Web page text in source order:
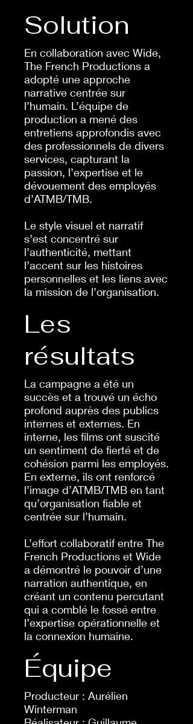
Solution
En collaboration avec Wide,
The French Productions a
adopté une approche
narrative centrée sur
l’humain. L’équipe de
production a mené des
entretiens approfondis avec
des professionnels de divers
services, capturant la
passion, l’expertise et le
dévouement des employés
d’ATMB/TMB.
Le style visuel et narratif
s’est concentré sur
l’authenticité, mettant
l’accent sur les histoires
personnelles et les liens avec
la mission de l’organisation.
Les
résultats
La campagne a été un
succès et a trouvé un écho
profond auprès des publics
internes et externes. En
interne, les films ont suscité
un sentiment de fierté et de
cohésion parmi les employés.
En externe, ils ont renforcé
l’image d’ATMB/TMB en tant
qu’organisation fiable et
centrée sur l’humain.
L’effort collaboratif entre The
French Productions et Wide
a démontré le pouvoir d’une
narration authentique, en
créant un contenu percutant
qui a comblé le fossé entre
l’expertise opérationnelle et
la connexion humaine.
Équipe
Producteur : Aurélien
Winterman